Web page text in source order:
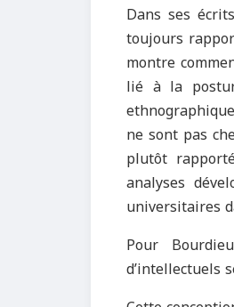
Dans ses
toujours
montre
lié à la
ne sont pas
plutôt
analyses
universitaires
Pour
d’intellectuels